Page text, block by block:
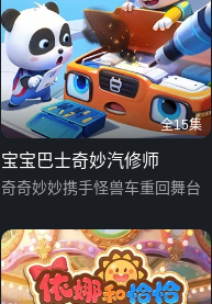
全15集
宝宝巴士奇妙汽修师
奇奇妙妙携手怪兽车重回舞台